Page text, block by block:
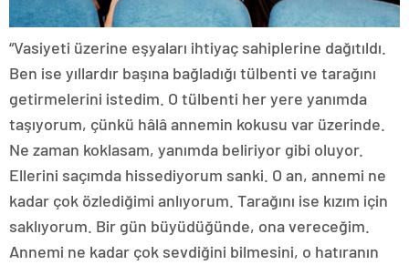
“Vasiyeti üzerine eşyaları ihtiyaç sahiplerine dağıtıldı.
Ben ise yıllardır başına bağladığı tülbenti ve tarağını
getirmelerini istedim. O tülbenti her yere yanımda
taşıyorum, çünkü hâlâ annemin kokusu var üzerinde.
Ne zaman koklasam, yanımda beliriyor gibi oluyor.
Ellerini saçımda hissediyorum sanki. O an, annemi ne
kadar çok özlediğimi anlıyorum. Tarağını ise kızım için
saklıyorum. Bir gün büyüdüğünde, ona vereceğim.
Annemi ne kadar çok sevdiğini bilmesini, o hatıranın